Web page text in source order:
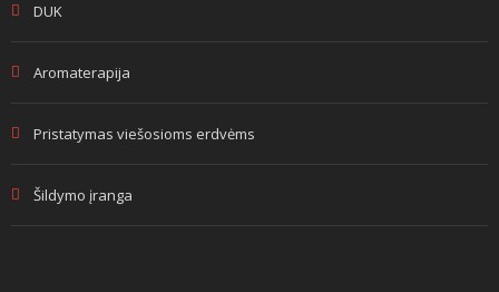
DUK
Aromaterapija
Pristatymas viešosioms erdvėms
Šildymo įranga